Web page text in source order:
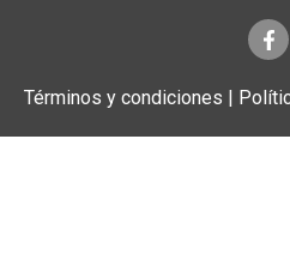
Términos y condiciones |